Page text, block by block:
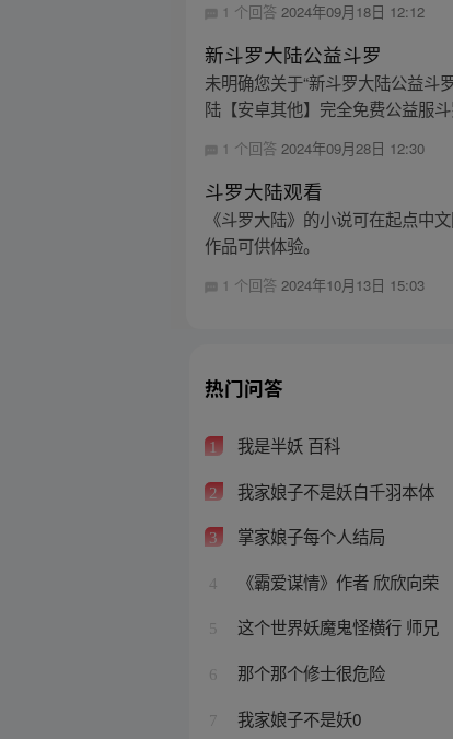
1 个回答2024年09月18日 12:12
新斗罗大陆公益斗罗
未明确您关于“新斗罗大陆公益斗
陆【安卓其他】完全免费公益服
1 个回答2024年09月28日 12:30
斗罗大陆观看
《斗罗大陆》的小说可在起点中
作品可供体验。
1 个回答2024年10月13日 15:03
热门问答
1 我是半妖 百科
2 我家娘子不是妖白千羽本体
3 掌家娘子每个人结局
4 《霸爱谋情》作者 欣欣向荣
5 这个世界妖魔鬼怪横行 师兄
6 那个那个修士很危险
7 我家娘子不是妖0